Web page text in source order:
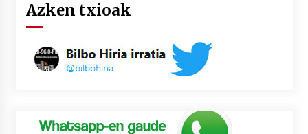
Azken txioak